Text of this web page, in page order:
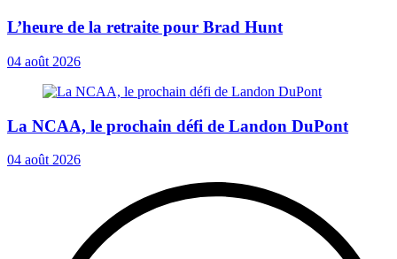
L’heure de la retraite pour Brad Hunt
04 août 2026
La NCAA, le prochain défi de Landon DuPont
04 août 2026